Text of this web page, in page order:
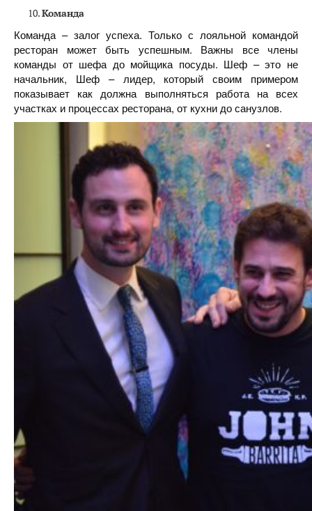
Команда
Команда – залог успеха. Только с лояльной командой
ресторан может быть успешным. Важны все члены
команды от шефа до мойщика посуды. Шеф – это не
начальник, Шеф – лидер, который своим примером
показывает как должна выполняться работа на всех
участках и процессах ресторана, от кухни до санузлов.